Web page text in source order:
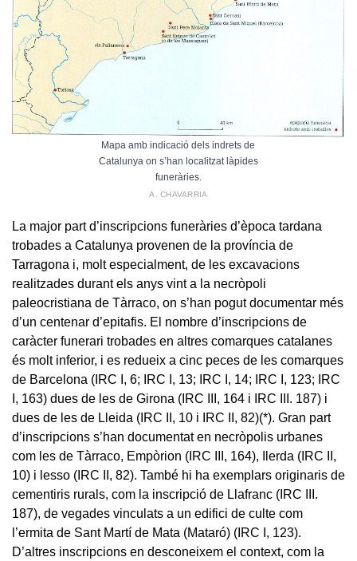
Mapa amb indicació dels indrets de
Catalunya on s’han localitzat làpides
funeràries.
A. CHAVARRIA
La major part d’inscripcions funeràries d’època tardana
trobades a Catalunya provenen de la província de
Tarragona i, molt especialment, de les excavacions
realitzades durant els anys vint a la necròpoli
paleocristiana de Tàrraco, on s’han pogut documentar més
d’un centenar d’epitafis. El nombre d’inscripcions de
caràcter funerari trobades en altres comarques catalanes
és molt inferior, i es redueix a cinc peces de les comarques
de Barcelona (IRC I, 6; IRC I, 13; IRC I, 14; IRC I, 123; IRC
I, 163) dues de les de Girona (IRC III, 164 i IRC III. 187) i
dues de les de Lleida (IRC II, 10 i IRC II, 82)(*). Gran part
d’inscripcions s’han documentat en necròpolis urbanes
com les de Tàrraco, Empòrion (IRC III, 164), Ilerda (IRC II,
10) i lesso (IRC II, 82). També hi ha exemplars originaris de
cementiris rurals, com la inscripció de Llafranc (IRC III.
187), de vegades vinculats a un edifici de culte com
l’ermita de Sant Martí de Mata (Mataró) (IRC I, 123).
D’altres inscripcions en desconeixem el context, com la